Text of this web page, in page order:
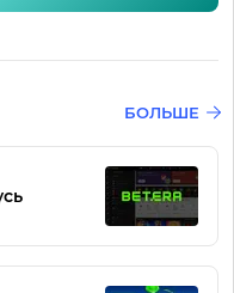
БОЛЬШЕ